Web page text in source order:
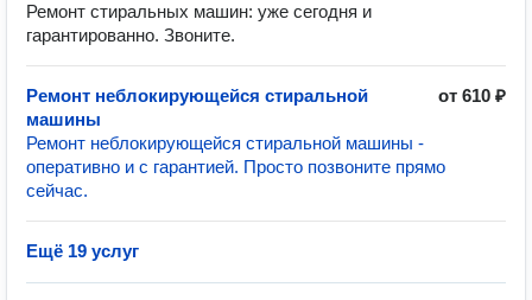
Ремонт стиральных машин: уже сегодня и
гарантированно. Звоните.
Ремонт неблокирующейся стиральной
машины
от 610 ₽
Ремонт неблокирующейся стиральной машины -
оперативно и с гарантией. Просто позвоните прямо
сейчас.
Ещё 19 услуг